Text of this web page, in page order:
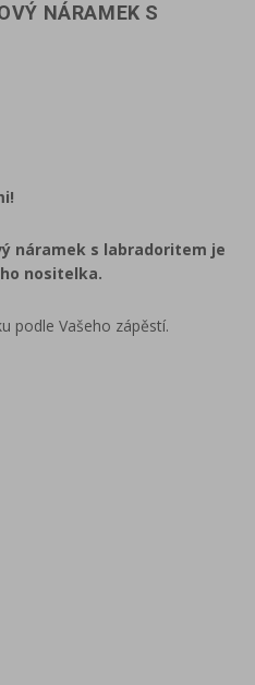
NÁRAMEK S
náramek s labradoritem je
nositelka.
podle Vašeho zápěstí.